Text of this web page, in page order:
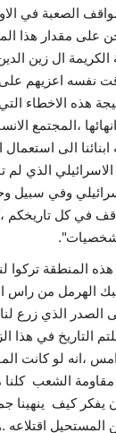
الصعبة في
على مقدار هذا
ال زين
نفسه اعزيهم
هذه الاخطاء
،المجتمع
الى
الاسرائيلي الذي
وفي سبيل
في كل تاريخكم
المنطقة تركوا لنا
الهرمل من راس
الصدر الذي زرع
التاريخ في هذا
،انه لو كانت
الشعب
يفكر كيف ينهينا
المستحيل